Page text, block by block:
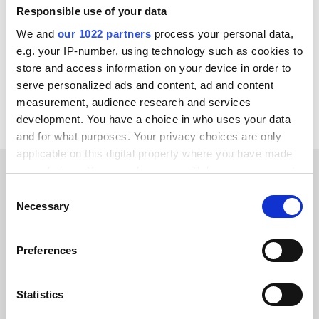
Responsible use of your data
We and our 1022 partners process your personal data,
e.g. your IP-number, using technology such as cookies to
store and access information on your device in order to
serve personalized ads and content, ad and content
measurement, audience research and services
development. You have a choice in who uses your data
and for what purposes. Your privacy choices are only
applicable on this digital property where you have made
your choices. You can change or withdraw your consent
the Privacy trigger icon.
Collect information about your geographical location
Identify your device by actively scanning it for
Selection
Necessary
Preferences
Statistics
Virto Commerce GS1 DynamicWeb
Jetshop
OpenAI Klarna Adyen
Voir toutes les intégrations Aptean
Read testimonials from our
trusted customers